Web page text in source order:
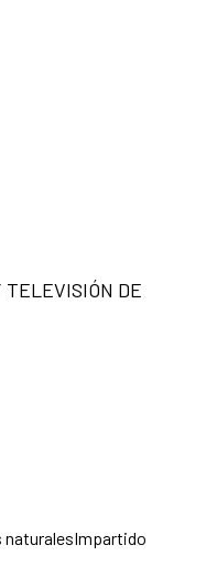
naturalesImpartido
TELEVISIÓN DE